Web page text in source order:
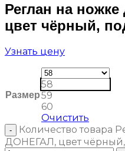
Реглан на
цвет чёрный,
Узнать цену
Размер
58
59
60
Очистить
Количество товара
ДОНЕГАЛ, цвет